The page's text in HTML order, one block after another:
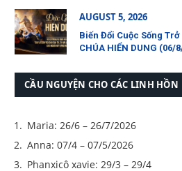
AUGUST 5, 2026
Biến Đổi Cuộc Sống
CHÚA HIỂN DUNG (06/
CẦU NGUYỆN CHO CÁC LINH HỒN
Maria: 26/6 – 26/7/2026
Anna: 07/4 – 07/5/2026
Phanxicô xavie: 29/3 – 29/4